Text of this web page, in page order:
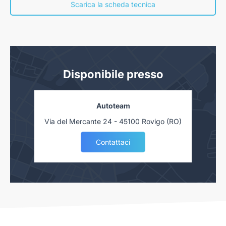
Scarica la scheda tecnica
Disponibile presso
Autoteam
Via del Mercante 24 - 45100 Rovigo (RO)
Contattaci